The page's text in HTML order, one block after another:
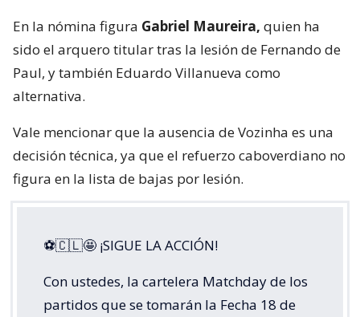
En la nómina figura Gabriel Maureira, quien ha
sido el arquero titular tras la lesión de Fernando de
Paul, y también Eduardo Villanueva como
alternativa.
Vale mencionar que la ausencia de Vozinha es una
decisión técnica, ya que el refuerzo caboverdiano no
figura en la lista de bajas por lesión.
⚽🇨🇱🤩 ¡SIGUE LA ACCIÓN!
Con ustedes, la cartelera Matchday de los
partidos que se tomarán la Fecha 18 de